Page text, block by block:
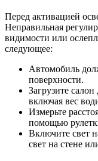
Перед активацией
Неправильная
видимости или
следующее:
Автомобиль
поверхности.
Загрузите
включая вес
Измерьте
помощью
Включите свет
свет на стене